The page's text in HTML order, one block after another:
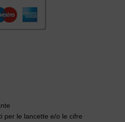
per le lancette e/o le cifre